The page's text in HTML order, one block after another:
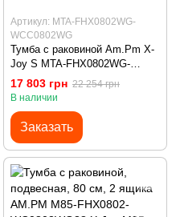
Артикул: MTA-FHX0802WG-
WCC0802WG
Тумба с раковиной Am.Pm X-
Joy S MTA-FHX0802WG-
WCC0802WG (80 см, белая
глянцевая, подвесная)
17 803 грн 22 254 грн
В наличии
Заказать